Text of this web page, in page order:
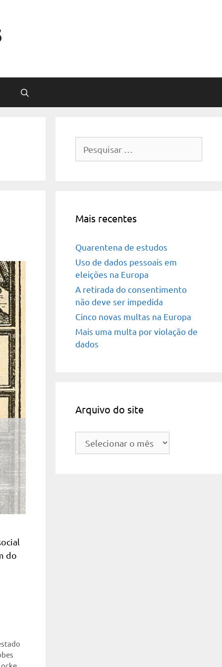
do
por:
Mais recentes
Quarentena de estudos
Uso de dados pessoais em
eleições na Europa
A retirada do consentimento
não deve ser impedida
Cinco novas multas na Europa
Mais uma multa por violação de
dados
Arquivo do site
Arquivo